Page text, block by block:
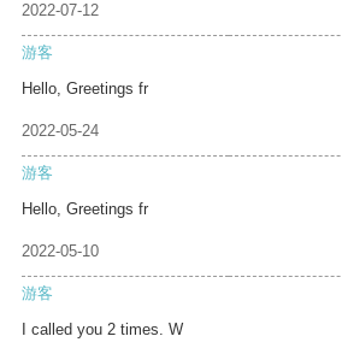
2022-07-12
游客
Hello, Greetings fr
2022-05-24
游客
Hello, Greetings fr
2022-05-10
游客
I called you 2 times. W